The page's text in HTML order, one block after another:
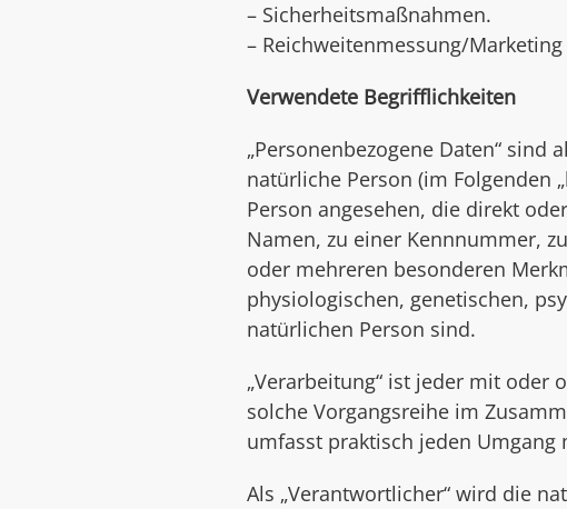
– Sicherheitsmaßnahmen.
– Reichweitenmessung/Marketing
Verwendete Begrifflichkeiten
„Personenbezogene Daten“
natürliche Person (im Folgenden
Person angesehen, die direkt
Namen, zu einer Kennnummer,
oder mehreren besonderen
physiologischen, genetischen,
natürlichen Person sind.
„Verarbeitung“ ist jeder mit oder
solche Vorgangsreihe im
umfasst praktisch jeden Umgang
Als „Verantwortlicher“ wird die